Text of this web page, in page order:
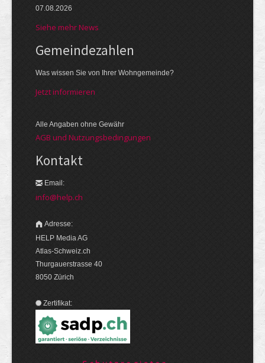
07.08.2026
Siehe mehr News
Gemeinde­zahlen
Was wissen Sie von Ihrer Wohngemeinde?
Jetzt informieren
Alle Angaben ohne Gewähr
AGB und Nutzungsbedingungen
Kontakt
Email:
info@help.ch
Adresse:
HELP Media AG
Atlas-Schweiz.ch
Thurgauerstrasse 40
8050 Zürich
Zertifikat: